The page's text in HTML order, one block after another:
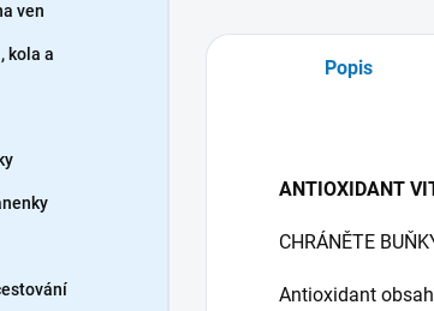
ven
kola a
Popis
ANTIOXIDANT
CHRÁNĚTE
Antioxidant